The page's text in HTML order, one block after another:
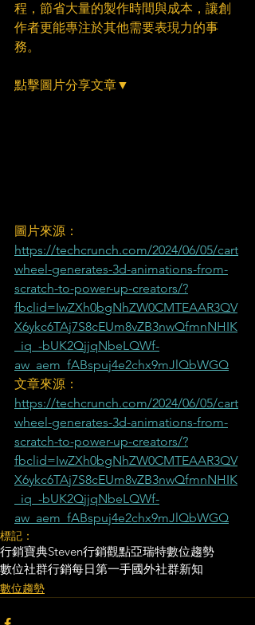
程，節省大量的製作時間與成本，讓創
作者更能專注於其他需要表現力的事
務。
點擊圖片分享文章▼
圖片來源：
https://techcrunch.com/2024/06/05/cart
wheel-generates-3d-animations-from-
scratch-to-power-up-creators/?
fbclid=IwZXh0bgNhZW0CMTEAAR3QV
X6ykc6TAj7S8cEUm8vZB3nwQfmnNHIK
_iq_-bUK2QjjqNbeLQWf-
aw_aem_fABspuj4e2chx9mJlQbWGQ
文章來源：
https://techcrunch.com/2024/06/05/cart
wheel-generates-3d-animations-from-
scratch-to-power-up-creators/?
fbclid=IwZXh0bgNhZW0CMTEAAR3QV
X6ykc6TAj7S8cEUm8vZB3nwQfmnNHIK
_iq_-bUK2QjjqNbeLQWf-
aw_aem_fABspuj4e2chx9mJlQbWGQ
標記：
行銷寶典Steven行銷觀點亞瑞特數位趨勢
數位社群行銷每日第一手國外社群新知
數位趨勢